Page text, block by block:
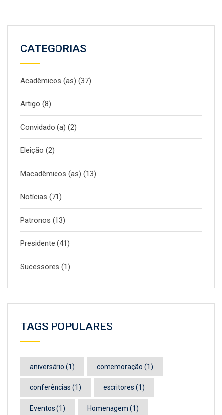
CATEGORIAS
Acadêmicos (as) (37)
Artigo (8)
Convidado (a) (2)
Eleição (2)
Macadêmicos (as) (13)
Notícias (71)
Patronos (13)
Presidente (41)
Sucessores (1)
TAGS POPULARES
aniversário (1) comemoração (1)
conferências (1) escritores (1)
Eventos (1) Homenagem (1)